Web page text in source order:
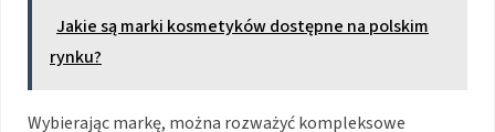
Jakie są marki kosmetyków dostępne na polskim
rynku?
Wybierając markę, można rozważyć kompleksowe